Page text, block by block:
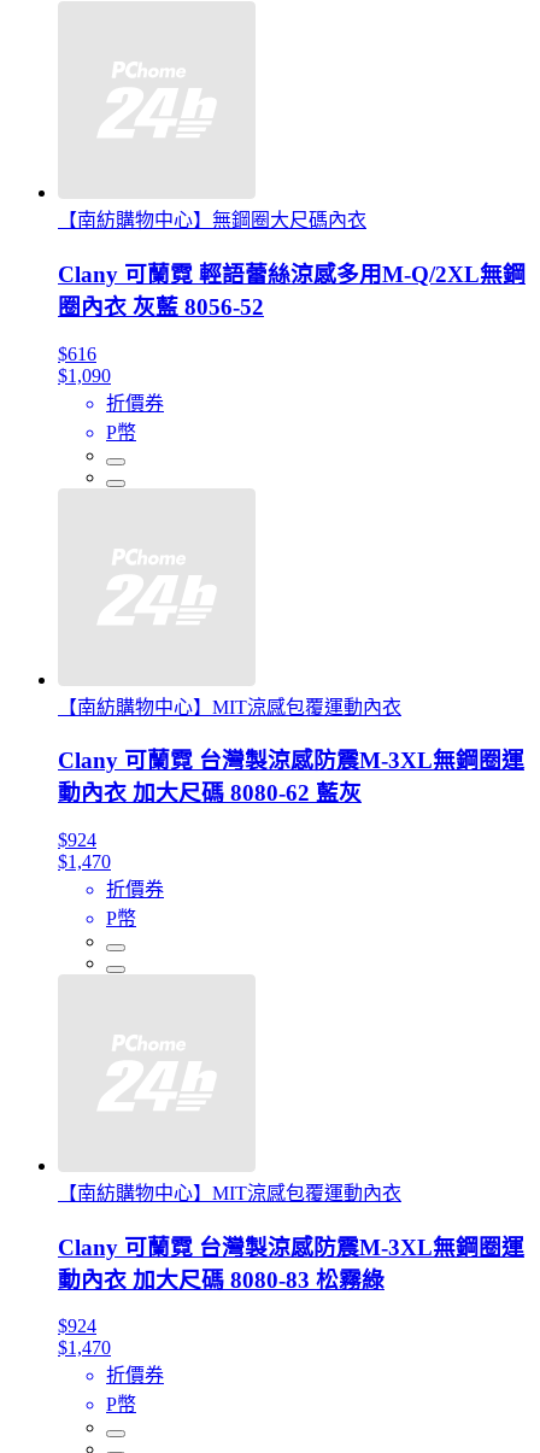
【南紡購物中心】無鋼圈大尺碼內衣
Clany 可蘭霓 輕語蕾絲涼感多用M-Q/2XL無鋼
圈內衣 灰藍 8056-52
$616
$1,090
折價券
P幣
【南紡購物中心】MIT涼感包覆運動內衣
Clany 可蘭霓 台灣製涼感防震M-3XL無鋼圈運
動內衣 加大尺碼 8080-62 藍灰
$924
$1,470
折價券
P幣
【南紡購物中心】MIT涼感包覆運動內衣
Clany 可蘭霓 台灣製涼感防震M-3XL無鋼圈運
動內衣 加大尺碼 8080-83 松霧綠
$924
$1,470
折價券
P幣